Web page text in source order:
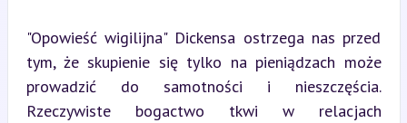
"Opowieść wigilijna" Dickensa ostrzega nas przed
tym, że skupienie się tylko na pieniądzach może
prowadzić do samotności i nieszczęścia.
Rzeczywiste bogactwo tkwi w relacjach